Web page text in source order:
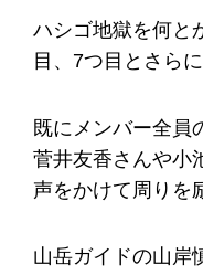
ハシゴ地獄を何と
目、7つ目とさら
既にメンバー全員
菅井友香さんや小
声をかけて周りを
山岳ガイドの山岸